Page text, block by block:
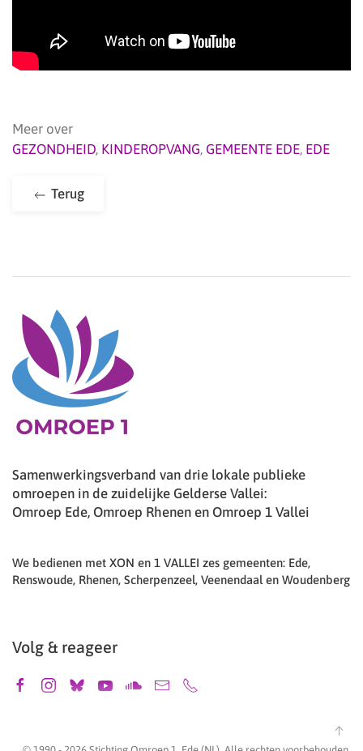
Meer over
GEZONDHEID, KINDEROPVANG, GEMEENTE EDE, EDE
Terug
Samenwerkingsverband van drie lokale publieke
omroepen in de zuidelijke Gelderse Vallei:
Omroep Ede, Omroep Rhenen en Omroep 1 Vallei
We bedienen met XON en 1 VALLEI zes gemeenten: Ede,
Renswoude, Rhenen, Scherpenzeel, Veenendaal en Woudenberg
Volg & reageer